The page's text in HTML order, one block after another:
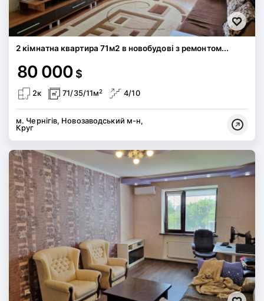
2 кімнатна квартира 71м2 в новобудові з ремонтом...
80 000 $
2к 71/35/11м2 4/10
м. Чернігів, Новозаводський м-н,
Круг